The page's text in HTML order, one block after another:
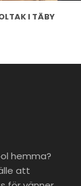
I TÄBY
hemma?
att